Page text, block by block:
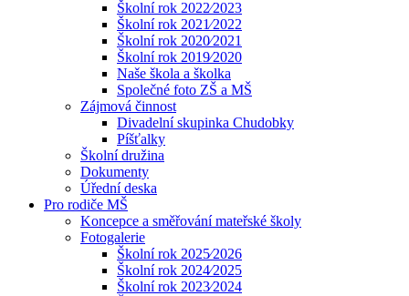
Školní rok 2022⁄2023
Školní rok 2021⁄2022
Školní rok 2020⁄2021
Školní rok 2019⁄2020
Naše škola a školka
Společné foto ZŠ a MŠ
Zájmová činnost
Divadelní skupinka Chudobky
Píšťalky
Školní družina
Dokumenty
Úřední deska
Pro rodiče MŠ
Koncepce a směřování mateřské školy
Fotogalerie
Školní rok 2025⁄2026
Školní rok 2024⁄2025
Školní rok 2023⁄2024